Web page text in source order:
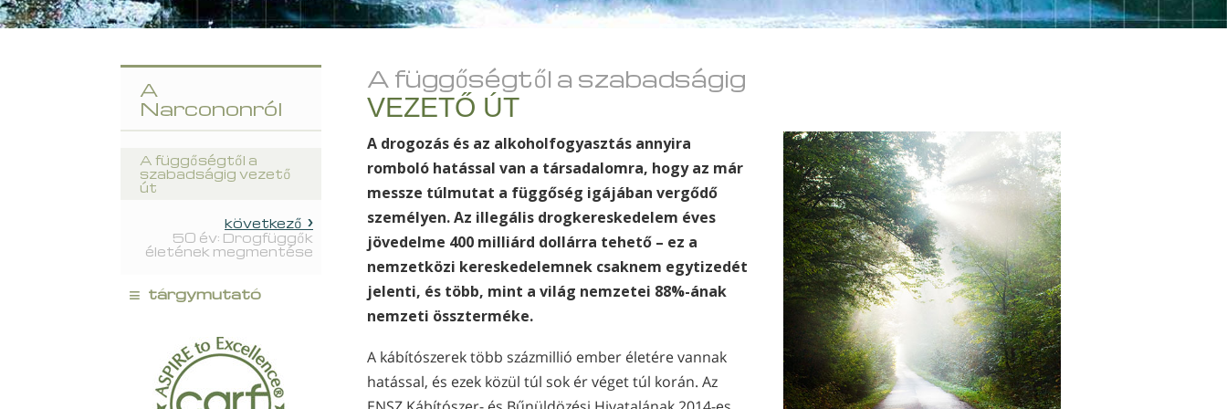
kínai
török
A függőségtől a szabadságig
VEZETŐ ÚT
A drogozás és az alkoholfogyasztás annyira
romboló hatással van a társadalomra, hogy az már
messze túlmutat a függőség igájában vergődő
személyen. Az illegális drogkereskedelem éves
jövedelme 400 milliárd dollárra tehető – ez a
nemzetközi kereskedelemnek csaknem egytizedét
jelenti, és több, mint a világ nemzetei 88%-ának
nemzeti összterméke.
A kábítószerek több százmillió ember életére vannak
hatással, és ezek közül túl sok ér véget túl korán. Az
A
Narcononról
A függőségtől a
szabadságig vezető
út
következő
50 év: Drogfüggők
életének megmentése
≡ tárgymutató